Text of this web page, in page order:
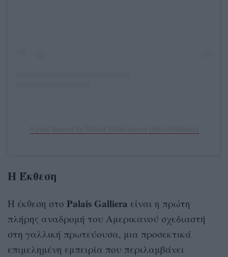
Η Έκθεση
Η έκθεση στο Palais Galliera είναι η πρώτη
πλήρης αναδρομή του Αμερικανού σχεδιαστή
στη γαλλική πρωτεύουσα, μια προσεκτικά
επιμελημένη εμπειρία που περιλαμβάνει